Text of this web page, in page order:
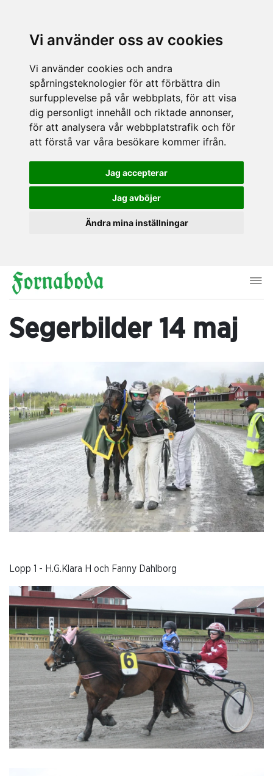
Vi använder oss av cookies
Vi använder cookies och andra
spårningsteknologier för att förbättra din
surfupplevelse på vår webbplats, för att visa
dig personligt innehåll och riktade annonser,
för att analysera vår webbplatstrafik och för
att förstå var våra besökare kommer ifrån.
Jag accepterar
Jag avböjer
Ändra mina inställningar
Segerbilder 14 maj
Lopp 1 - H.G.Klara H och Fanny Dahlborg